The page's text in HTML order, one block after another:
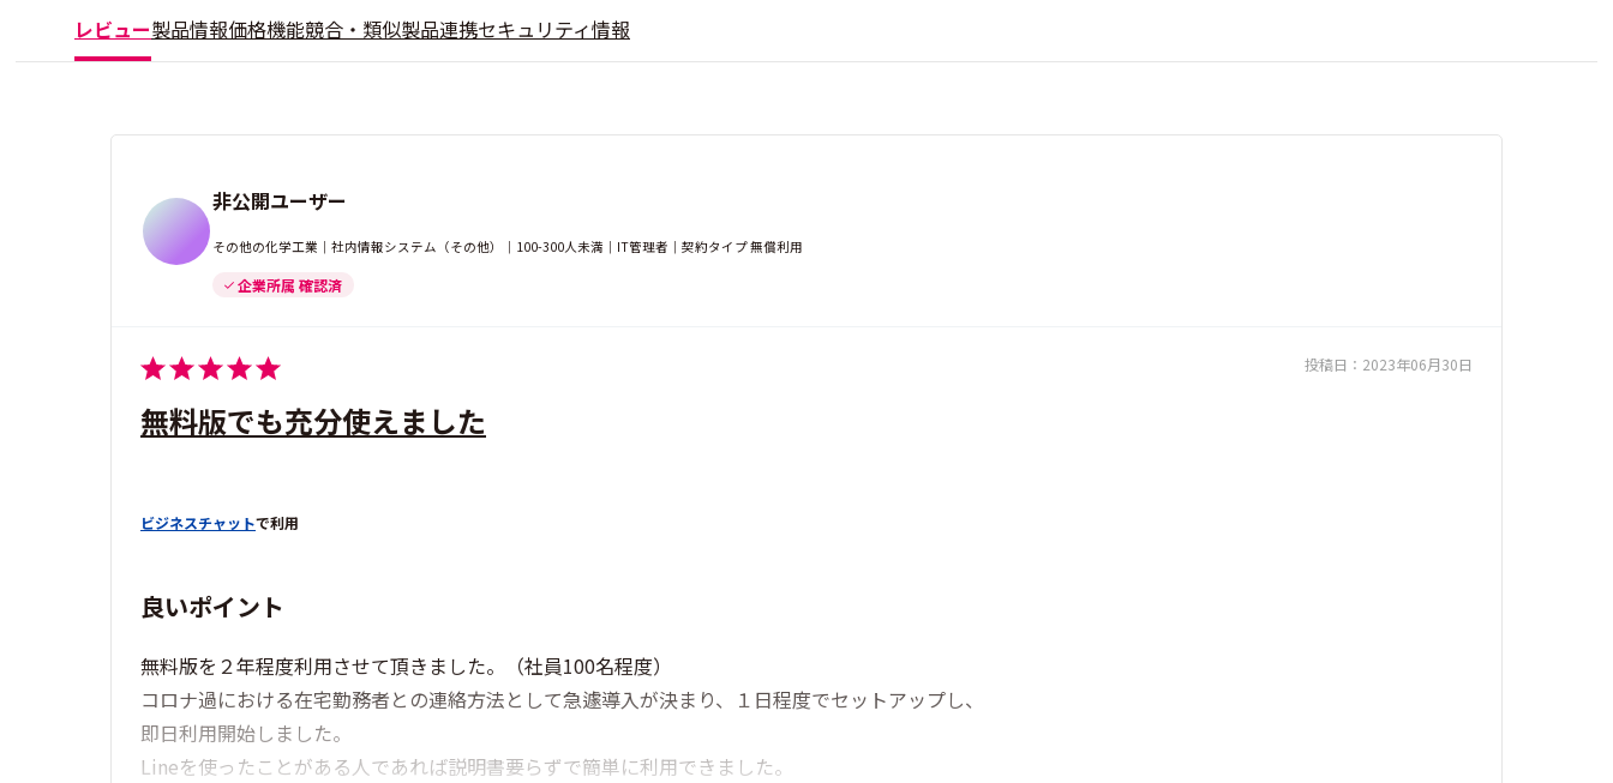
レビュー製品情報価格機能競合・類似製品連携セキュリティ情報
非公開ユーザー
その他の化学工業｜社内情報システム（その他）｜100-300人未満｜IT管理者｜契約タイプ 無償利用
企業所属 確認済
投稿日： 2023年06月30日
無料版でも充分使えました
ビジネスチャットで利用
良いポイント
無料版を２年程度利用させて頂きました。（社員100名程度）
コロナ過における在宅勤務者との連絡方法として急遽導入が決まり、１日程度でセットアップし、
即日利用開始しました。
Lineを使ったことがある人であれば説明書要らずで簡単に利用できました。